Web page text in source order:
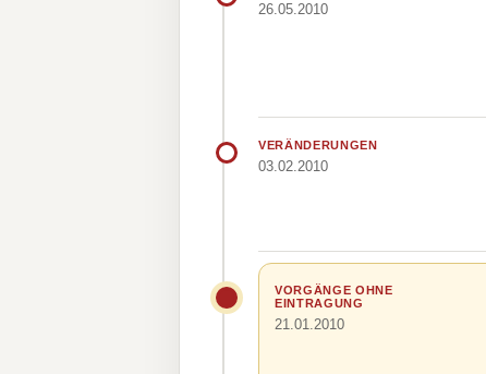
26.05.2010
VERÄNDERUNGEN
03.02.2010
VORGÄNGE OHNE
EINTRAGUNG
21.01.2010